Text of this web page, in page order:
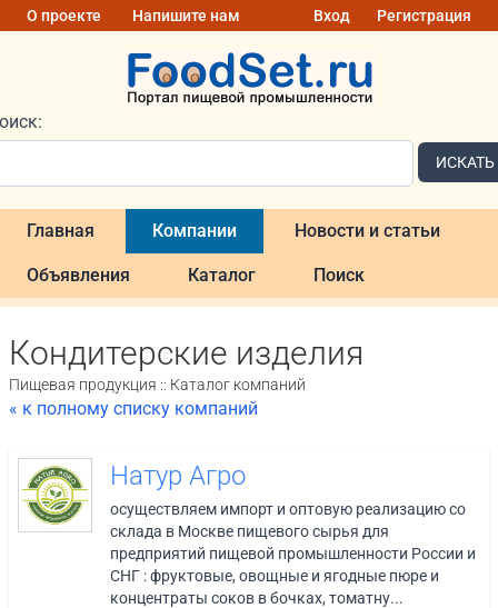
О проекте Напишите нам Вход Регистрация
ИСКАТЬ
Главная Компании Новости и статьи
Объявления Каталог Поиск
Кондитерские изделия
Пищевая продукция :: Каталог компаний
« к полному списку компаний
Натур Агро
осуществляем импорт и оптовую реализацию со
склада в Москве пищевого сырья для
предприятий пищевой промышленности России и
СНГ : фруктовые, овощные и ягодные пюре и
концентраты соков в бочках, томатну...